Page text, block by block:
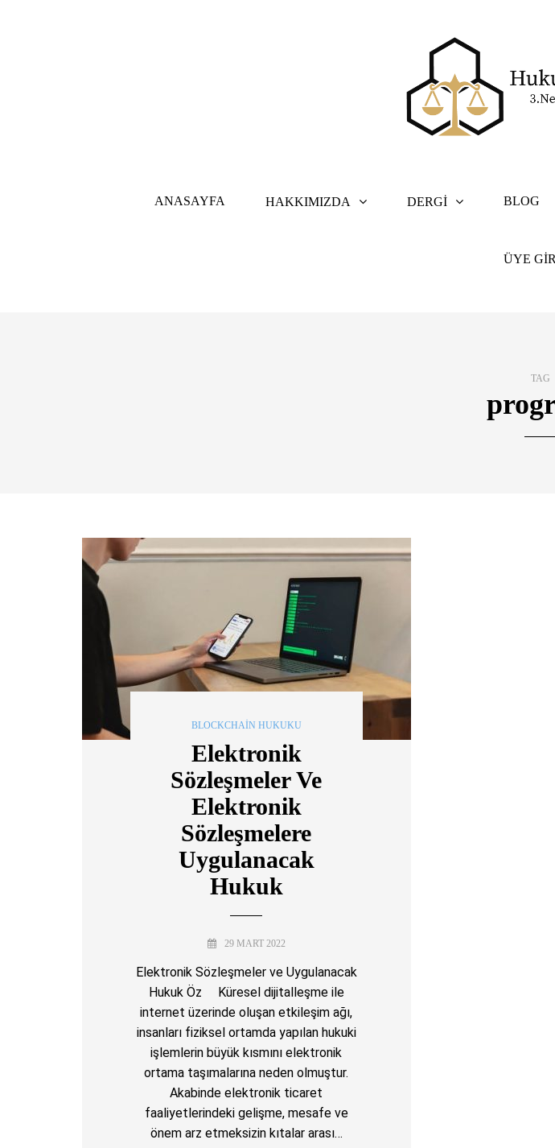
ANASAYFA HAKKIMIZDA DERGI BLOG
ÜYE
TAG
BLOCKCHAIN HUKUKU
Elektronik
Sözleşmeler Ve
Elektronik
Sözleşmelere
Uygulanacak
Hukuk
29 MART 2022
Elektronik Sözleşmeler ve Uygulanacak
Hukuk Öz Küresel dijitalleşme ile
internet üzerinde oluşan etkileşim ağı,
insanları fiziksel ortamda yapılan hukuki
işlemlerin büyük kısmını elektronik
ortama taşımalarına neden olmuştur.
Akabinde elektronik ticaret
faaliyetlerindeki gelişme, mesafe ve
önem arz etmeksizin kıtalar arası…